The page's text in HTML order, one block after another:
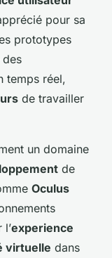
pour sa
prototypes
temps réel,
de travailler
un domaine
de
Oculus
experience
virtuelle dans